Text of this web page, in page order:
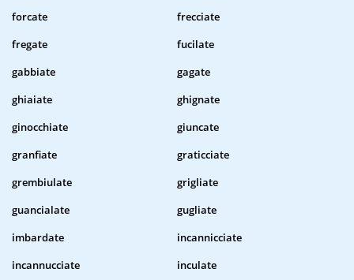
forcate
frecciate
fregate
fucilate
gabbiate
gagate
ghiaiate
ghignate
ginocchiate
giuncate
granfiate
graticciate
grembiulate
grigliate
guancialate
gugliate
imbardate
incannicciate
incannucciate
inculate